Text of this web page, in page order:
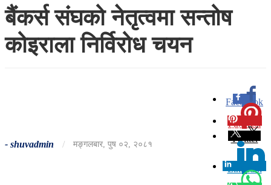
बैंकर्स संघको नेतृत्वमा सन्तोष
कोइराला निर्विरोध चयन
- shuvadmin / मङ्गलबार, पुष ०२, २०८१
Facebook
0
Pinterest
Twitter
Linkedin
0